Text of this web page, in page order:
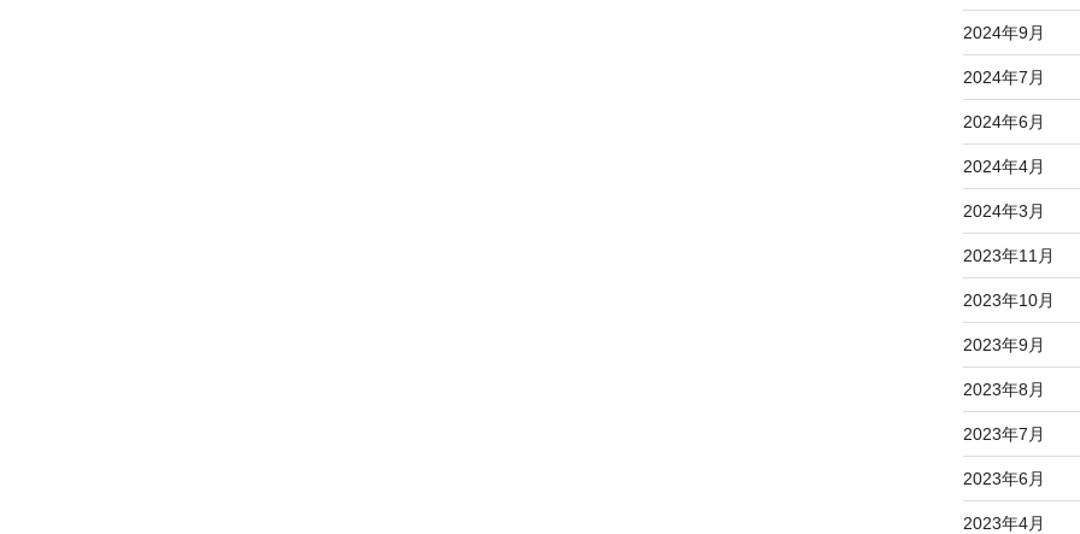
2024年9月
2024年7月
2024年6月
2024年4月
2024年3月
2023年11月
2023年10月
2023年9月
2023年8月
2023年7月
2023年6月
2023年4月